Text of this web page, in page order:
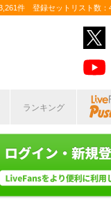
件 登録セットリスト数：
ランキング